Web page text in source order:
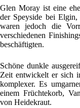
Glen Moray ist eine
der Speyside bei
waren jedoch die
verschiedenen
beschäftigten.
Schöne dunkle
Zeit entwickelt er sich
komplexer. Es
einem Früchtekorb,
von Heidekraut.